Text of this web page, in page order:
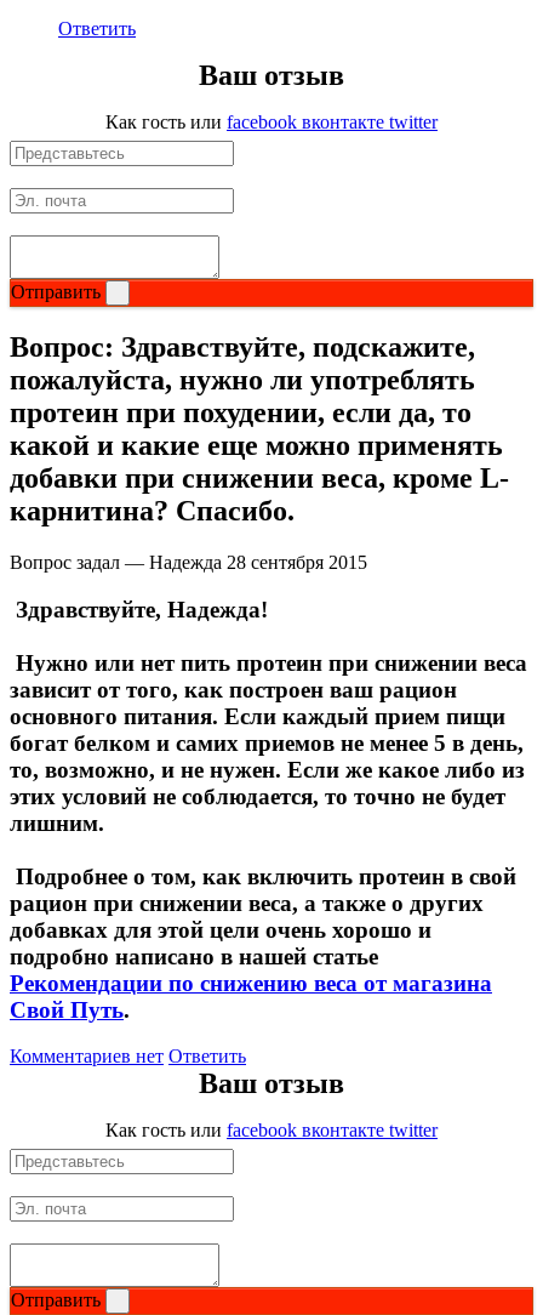
Ответить
Ваш отзыв
Как гость или facebook вконтакте twitter
Отправить
Вопрос: Здравствуйте, подскажите,
пожалуйста, нужно ли употреблять
протеин при похудении, если да, то
какой и какие еще можно применять
добавки при снижении веса, кроме L-
карнитина? Спасибо.
Вопрос задал — Надежда 28 сентября 2015
Здравствуйте, Надежда!
Нужно или нет пить протеин при снижении веса
зависит от того, как построен ваш рацион
основного питания. Если каждый прием пищи
богат белком и самих приемов не менее 5 в день,
то, возможно, и не нужен. Если же какое либо из
этих условий не соблюдается, то точно не будет
лишним.
Подробнее о том, как включить протеин в свой
рацион при снижении веса, а также о других
добавках для этой цели очень хорошо и
подробно написано в нашей статье
Рекомендации по снижению веса от магазина
Свой Путь.
Комментариев нет Ответить
Ваш отзыв
Как гость или facebook вконтакте twitter
Отправить